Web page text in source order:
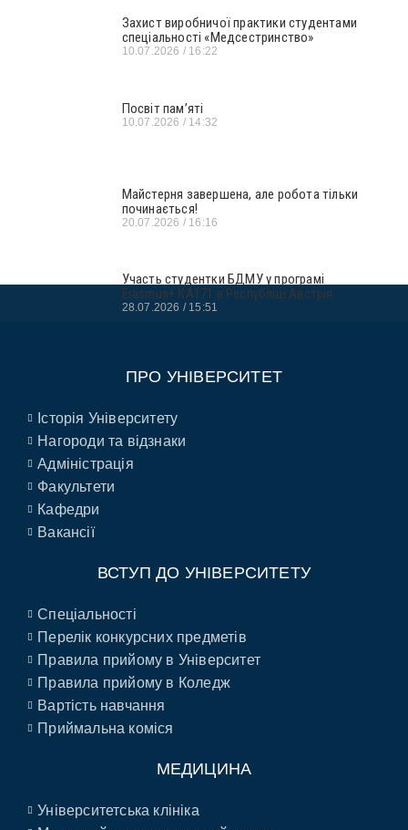
Захист виробничої практики студентами
спеціальності «Медсестринство»
10.07.2026 16:22
Посвіт пам’яті
10.07.2026 14:32
Майстерня завершена, але робота тільки
починається!
20.07.2026 16:16
Участь студентки БДМУ у програмі
Erasmus+ KA171 в Республіці Австрія
28.07.2026 15:51
ПРО УНІВЕРСИТЕТ
Історія Університету
Нагороди та відзнаки
Адміністрація
Факультети
Кафедри
Вакансії
ВСТУП ДО УНІВЕРСИТЕТУ
Спеціальності
Перелік конкурсних предметів
Правила прийому в Університет
Правила прийому в Коледж
Вартість навчання
Приймальна коміся
МЕДИЦИНА
Університетська клініка